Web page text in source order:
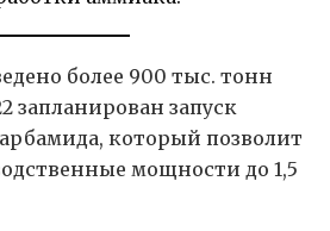
более 900 тыс. тонн
запланирован запуск
который позволит
мощности до 1,5